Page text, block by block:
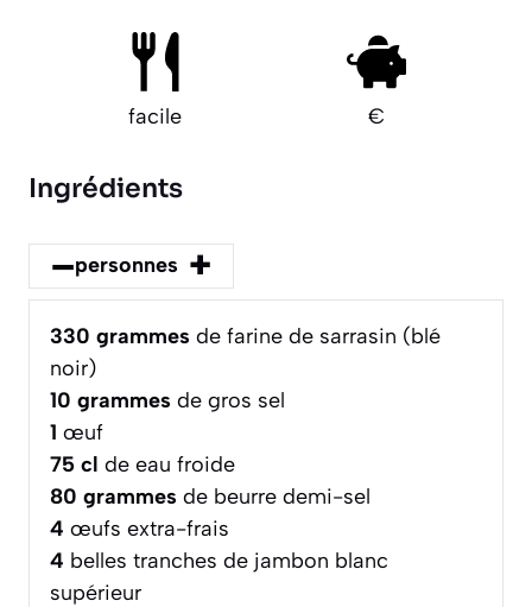
facile €
Ingrédients
–personnes +
330 grammes de farine de sarrasin (blé
noir)
10 grammes de gros sel
1 œuf
75 cl de eau froide
80 grammes de beurre demi-sel
4 œufs extra-frais
4 belles tranches de jambon blanc
supérieur